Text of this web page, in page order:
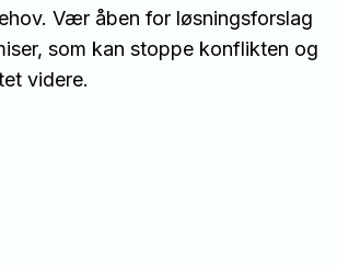
Vær åben for løsningsforslag
som kan stoppe konflikten og
videre.